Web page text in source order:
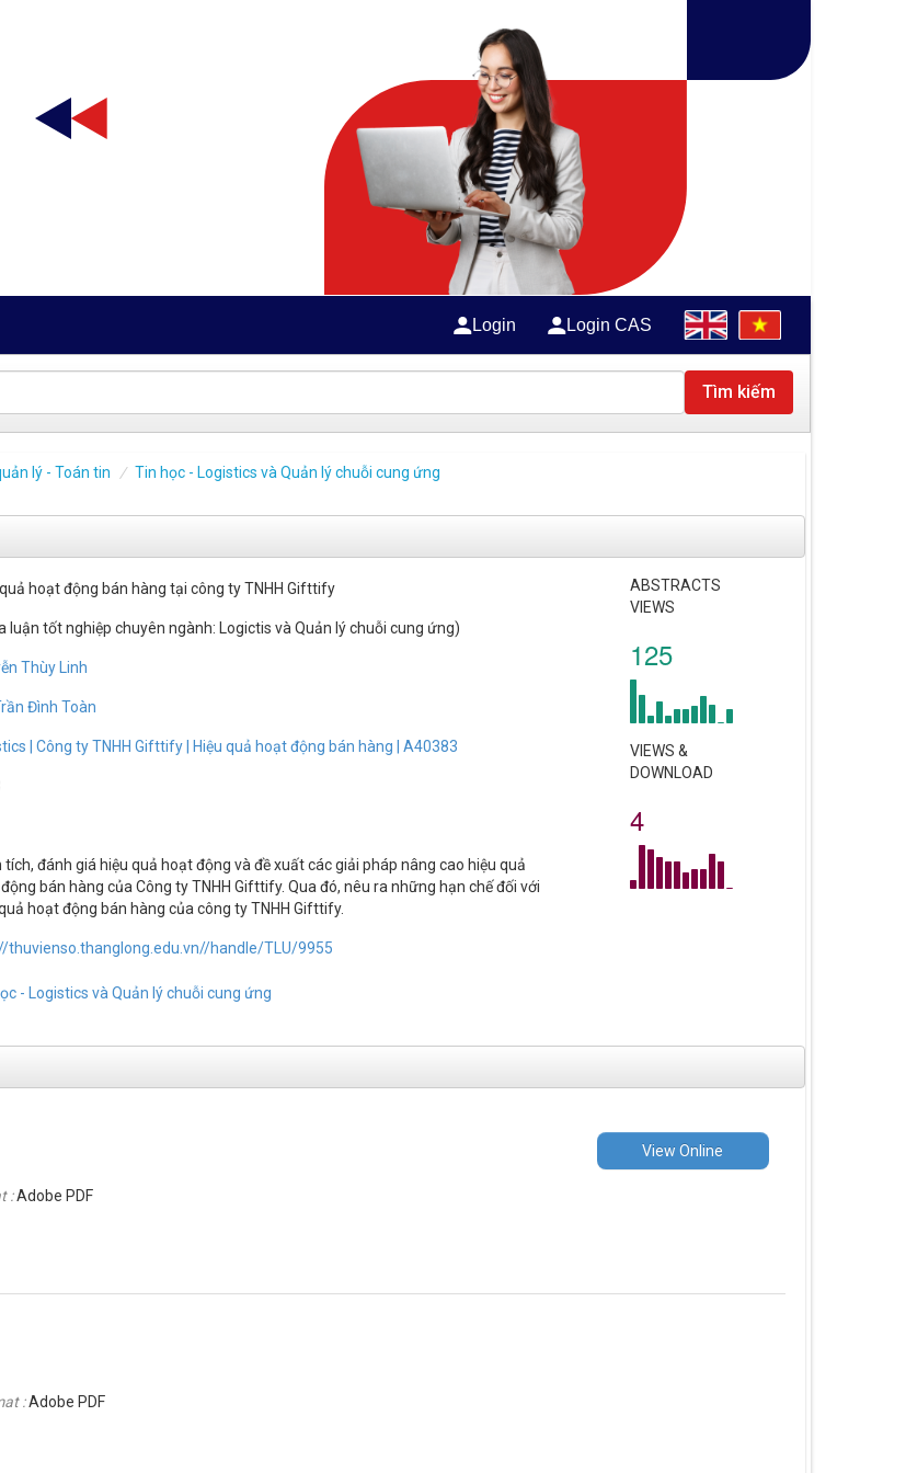
Login Login CAS
Tìm kiếm
lý - Toán tin Tin học - Logistics và Quản lý chuỗi cung ứng
quả hoạt động bán hàng tại công ty TNHH Gifttify
luận tốt nghiệp chuyên ngành: Logictis và Quản lý chuỗi cung ứng)
Thùy Linh
Đình Toàn
| Công ty TNHH Gifttify | Hiệu quả hoạt động bán hàng | A40383
tích, đánh giá hiệu quả hoạt động và đề xuất các giải pháp nâng cao hiệu quả
bán hàng của Công ty TNHH Gifttify. Qua đó, nêu ra những hạn chế đối với
hoạt động bán hàng của công ty TNHH Gifttify.
thuvienso.thanglong.edu.vn//handle/TLU/9955
- Logistics và Quản lý chuỗi cung ứng
ABSTRACTS
VIEWS
125
VIEWS &
DOWNLOAD
4
:Adobe PDF
View Online
:Adobe PDF